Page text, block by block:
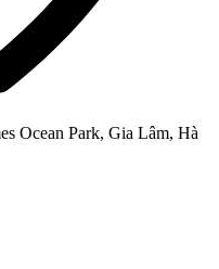
Ocean Park, Gia Lâm, Hà